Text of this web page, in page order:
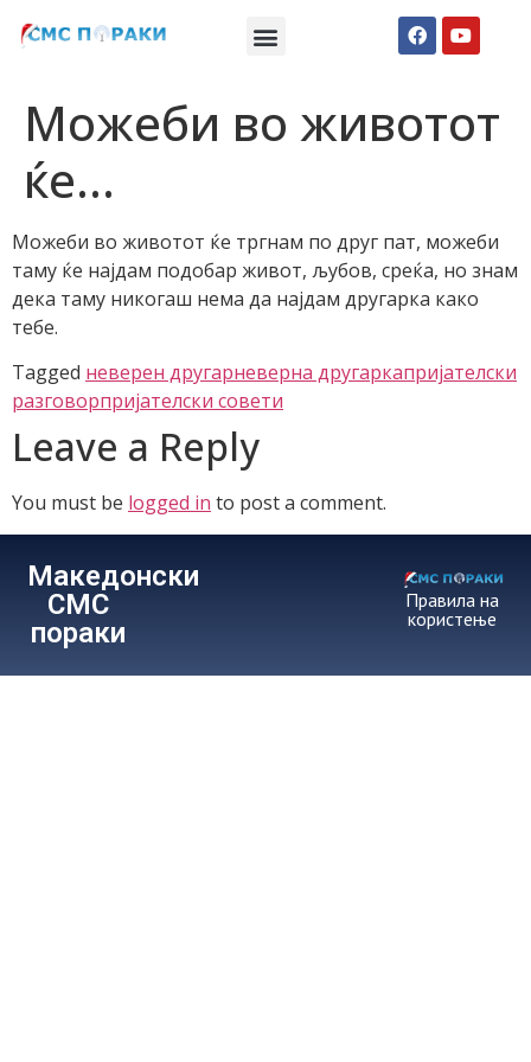
Можеби во животот
ќе…
Можеби во животот ќе тргнам по друг пат, можеби
таму ќе најдам подобар живот, љубов, среќа, но знам
дека таму никогаш нема да најдам другарка како
тебе.
Tagged неверен другарневерна другаркапријателски
разговорпријателски совети
Leave a Reply
You must be logged in to post a comment.
Македонски
СМС
пораки
Правила на
користење